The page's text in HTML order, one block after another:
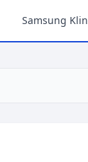
Samsung